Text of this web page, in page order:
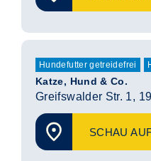
Hundefutter getreidefrei
Katze, Hund & Co.
Greifswalder Str. 1,
SCHAU